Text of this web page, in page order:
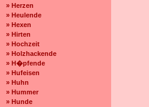
» Herzen
» Heulende
» Hexen
» Hirten
» Hochzeit
» Holzhackende
» H�pfende
» Hufeisen
» Huhn
» Hummer
» Hunde